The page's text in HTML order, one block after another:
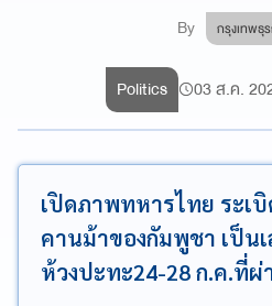
By กรุงเทพธุ
Politics 03 ส.ค.
เปิดภาพทหารไทย ระเ
คานม้าของกัมพูชา เป็น
ห้วงปะทะ24-28 ก.ค.ที่ผ่